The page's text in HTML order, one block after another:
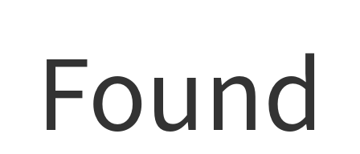
Found